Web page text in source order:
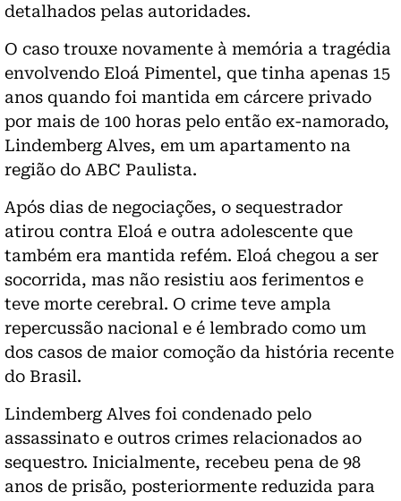
detalhados pelas autoridades.
O caso trouxe novamente à memória a tragédia
envolvendo Eloá Pimentel, que tinha apenas 15
anos quando foi mantida em cárcere privado
por mais de 100 horas pelo então ex-namorado,
Lindemberg Alves, em um apartamento na
região do ABC Paulista.
Após dias de negociações, o sequestrador
atirou contra Eloá e outra adolescente que
também era mantida refém. Eloá chegou a ser
socorrida, mas não resistiu aos ferimentos e
teve morte cerebral. O crime teve ampla
repercussão nacional e é lembrado como um
dos casos de maior comoção da história recente
do Brasil.
Lindemberg Alves foi condenado pelo
assassinato e outros crimes relacionados ao
sequestro. Inicialmente, recebeu pena de 98
anos de prisão, posteriormente reduzida para